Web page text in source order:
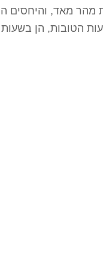
מאד, והיחסים
הטובות, הן